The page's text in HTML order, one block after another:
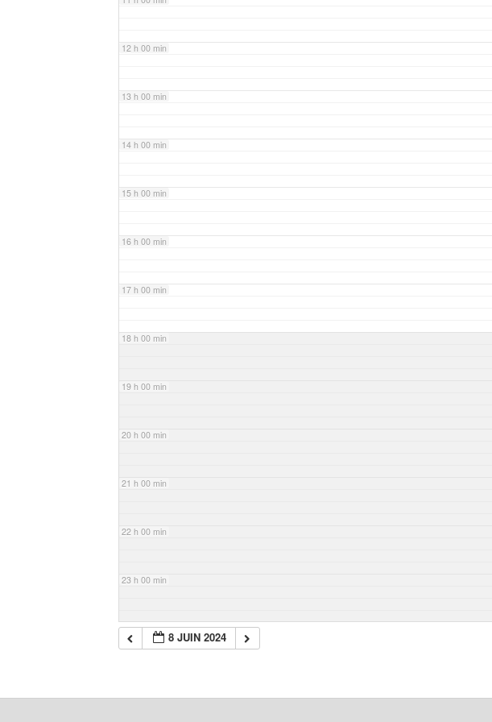
12 h 00 min
13 h 00 min
14 h 00 min
15 h 00 min
16 h 00 min
17 h 00 min
18 h 00 min
19 h 00 min
20 h 00 min
21 h 00 min
22 h 00 min
23 h 00 min
8 JUIN 2024